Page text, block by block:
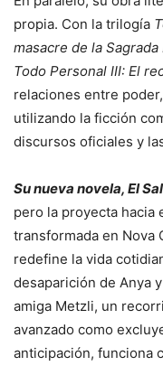
propia. Con la trilogía
masacre de la Sagrada
Todo Personal III: El
relaciones entre
utilizando la ficción
discursos oficiales y
Su nueva novela, El
pero la proyecta hacia
transformada en Nova
redefine la vida
desaparición de Anya
amiga Metzli, un
avanzado como
anticipación, funciona